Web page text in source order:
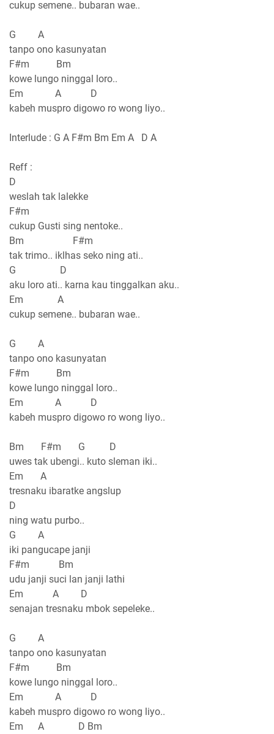
cukup semene.. bubaran wae..
G A
tanpo ono kasunyatan
F#m Bm
kowe lungo ninggal loro..
Em A D
kabeh muspro digowo ro wong liyo..
Interlude : G A F#m Bm Em A D A
Reff :
D
weslah tak lalekke
F#m
cukup Gusti sing nentoke..
Bm F#m
tak trimo.. iklhas seko ning ati..
G D
aku loro ati.. karna kau tinggalkan aku..
Em A
cukup semene.. bubaran wae..
G A
tanpo ono kasunyatan
F#m Bm
kowe lungo ninggal loro..
Em A D
kabeh muspro digowo ro wong liyo..
Bm F#m G D
uwes tak ubengi.. kuto sleman iki..
Em A
tresnaku ibaratke angslup
D
ning watu purbo..
G A
iki pangucape janji
F#m Bm
udu janji suci lan janji lathi
Em A D
senajan tresnaku mbok sepeleke..
G A
tanpo ono kasunyatan
F#m Bm
kowe lungo ninggal loro..
Em A D
kabeh muspro digowo ro wong liyo..
Em A D Bm